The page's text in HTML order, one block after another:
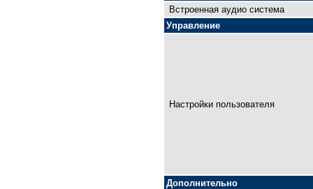
Встроенная аудио система
Управление
Настройки пользователя
Дополнительно